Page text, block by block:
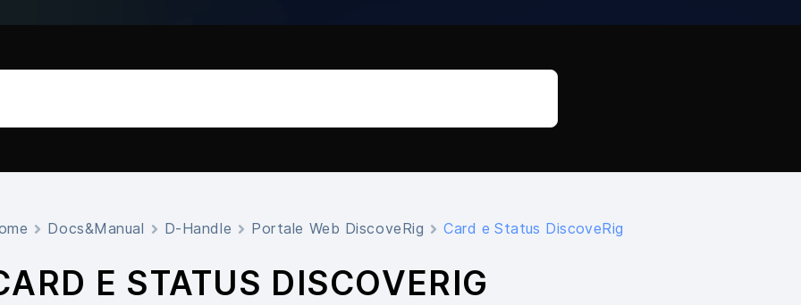
Docs&Manual D-Handle Portale Web DiscoveRig Card e Status DiscoveRig
E STATUS DISCOVERIG